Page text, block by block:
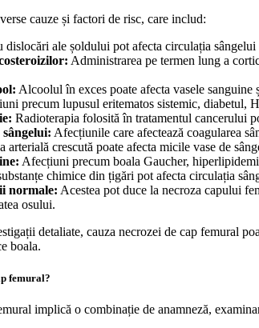
cauze și factori de risc, care includ:
dislocări ale șoldului pot afecta circulația
Administrarea pe termen lung a
Alcoolul în exces poate afecta vasele
precum lupusul eritematos sistemic, diabetul,
Radioterapia folosită în tratamentul cancerului
Afecțiunile care afectează coagularea
arterială crescută poate afecta micile vase de
Afecțiuni precum boala Gaucher,
chimice din țigări pot afecta circulația
normale: Acestea pot duce la necroza capului
osului.
detaliate, cauza necrozei de cap femural
boala.
femural?
implică o combinație de anamneză,